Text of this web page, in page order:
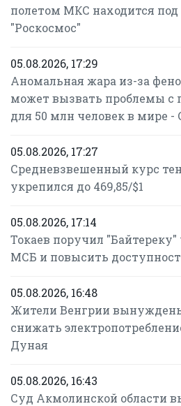
полетом МКС находится под
"Роскосмос"
05.08.2026, 17:29
Аномальная жара из-за
может вызвать проблемы с
для 50 млн человек в мире
05.08.2026, 17:27
Средневзвешенный курс
укрепился до 469,85/$1
05.08.2026, 17:14
Токаев поручил
МСБ и повысить
05.08.2026, 16:48
Жители Венгрии
снижать
Дуная
05.08.2026, 16:43
Суд Акмолинской области